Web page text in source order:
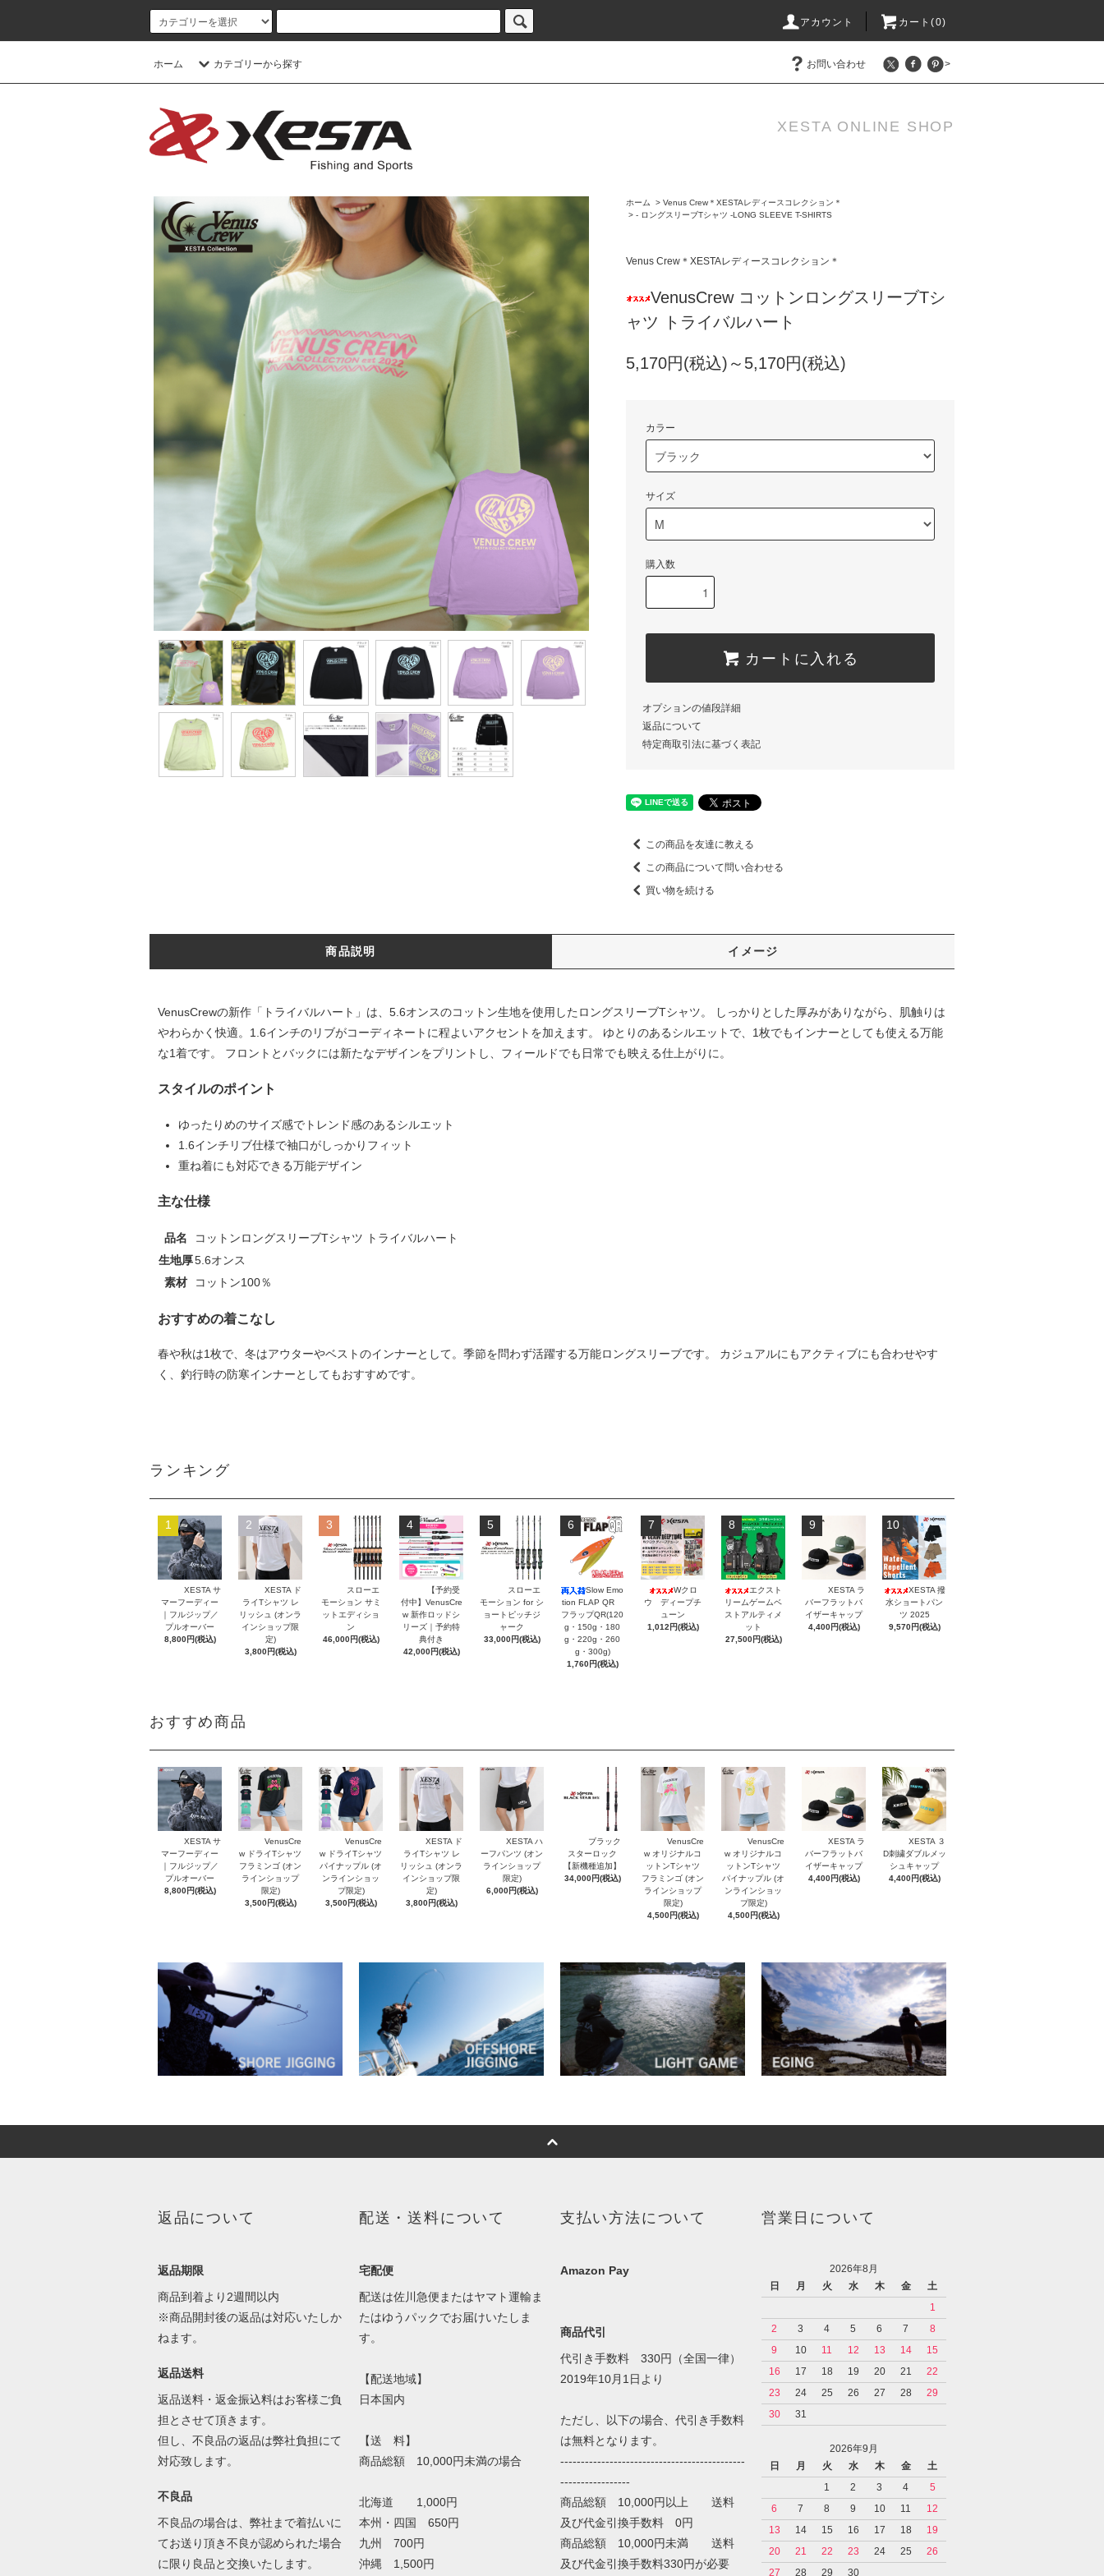
アカウント カート(0)
ホーム カテゴリーから探す お問い合わせ >
XESTA ONLINE SHOP
ホーム > Venus Crew＊XESTAレディースコレクション＊
> - ロングスリーブTシャツ -LONG SLEEVE T-SHIRTS
Venus Crew＊XESTAレディースコレクション＊
VenusCrew コットンロングスリーブTシ
ャツ トライバルハート
5,170円(税込)～5,170円(税込)
カラー
サイズ
購入数
カートに入れる
オプションの値段詳細
返品について
特定商取引法に基づく表記
この商品を友達に教える
この商品について問い合わせる
買い物を続ける
商品説明 イメージ
VenusCrewの新作「トライバルハート」は、5.6オンスのコットン生地を使用したロングスリーブTシャツ。 しっかりとした厚みがありながら、肌触りは
やわらかく快適。1.6インチのリブがコーディネートに程よいアクセントを加えます。 ゆとりのあるシルエットで、1枚でもインナーとしても使える万能
な1着です。 フロントとバックには新たなデザインをプリントし、フィールドでも日常でも映える仕上がりに。
スタイルのポイント
ゆったりめのサイズ感でトレンド感のあるシルエット
1.6インチリブ仕様で袖口がしっかりフィット
重ね着にも対応できる万能デザイン
主な仕様
品名
コットンロングスリーブTシャツ トライバルハート
生地厚5.6オンス
素材
コットン100％
おすすめの着こなし
春や秋は1枚で、冬はアウターやベストのインナーとして。季節を問わず活躍する万能ロングスリーブです。 カジュアルにもアクティブにも合わせやす
く、釣行時の防寒インナーとしてもおすすめです。
ランキング
1
XESTA サ
マーフーディー
｜フルジップ／
プルオーバー
8,800円(税込)
2
XESTA ド
ライTシャツ レ
リッシュ (オンラ
インショップ限
定)
3,800円(税込)
3
スローエ
モーション サミ
ットエディショ
ン
46,000円(税込)
4
【予約受
付中】VenusCre
w 新作ロッドシ
リーズ｜予約特
典付き
42,000円(税込)
5
スローエ
モーション for シ
ョートピッチジ
ャーク
33,000円(税込)
6
Slow Emo
tion FLAP QR
フラップQR(120
g・150g・180
g・220g・260
g・300g)
1,760円(税込)
7
Wクロ
ウ ディープチ
ューン
1,012円(税込)
8
エクスト
リームゲームベ
ストアルティメ
ット
27,500円(税込)
9
XESTA ラ
バーフラットバ
イザーキャップ
4,400円(税込)
10
XESTA 撥
水ショートパン
ツ 2025
9,570円(税込)
おすすめ商品
XESTA サ
マーフーディー
｜フルジップ／
プルオーバー
8,800円(税込)
VenusCre
w ドライTシャツ
フラミンゴ (オン
ラインショップ
限定)
3,500円(税込)
VenusCre
w ドライTシャツ
パイナップル (オ
ンラインショッ
プ限定)
3,500円(税込)
XESTA ド
ライTシャツ レ
リッシュ (オンラ
インショップ限
定)
3,800円(税込)
XESTA ハ
ーフパンツ (オン
ラインショップ
限定)
6,000円(税込)
ブラック
スターロック
【新機種追加】
34,000円(税込)
VenusCre
w オリジナルコ
ットンTシャツ
フラミンゴ (オン
ラインショップ
限定)
4,500円(税込)
VenusCre
w オリジナルコ
ットンTシャツ
パイナップル (オ
ンラインショッ
プ限定)
4,500円(税込)
XESTA ラ
バーフラットバ
イザーキャップ
4,400円(税込)
XESTA ３
D刺繍ダブルメッ
シュキャップ
4,400円(税込)
返品について
返品期限
商品到着より2週間以内
※商品開封後の返品は対応いたしか
ねます。
返品送料
返品送料・返金振込料はお客様ご負
担とさせて頂きます。
但し、不良品の返品は弊社負担にて
対応致します。
不良品
不良品の場合は、弊社まで着払いに
てお送り頂き不良が認められた場合
に限り良品と交換いたします。
配送・送料について
宅配便
配送は佐川急便またはヤマト運輸ま
たはゆうパックでお届けいたしま
す。
【配送地域】
日本国内
【送 料】
商品総額 10,000円未満の場合
北海道 1,000円
本州・四国 650円
九州 700円
沖縄 1,500円
支払い方法について
Amazon Pay
商品代引
代引き手数料 330円（全国一律）
2019年10月1日より
ただし、以下の場合、代引き手数料
は無料となります。
---------------------------------------------
-----------------
商品総額 10,000円以上 送料
及び代金引換手数料 0円
商品総額 10,000円未満 送料
及び代金引換手数料330円が必要
営業日について
2026年8月
日
月 火 水 木 金
土
1
2
3 4 5 6 7
8
9
10 11 12 13 14
15
16
17 18 19 20 21
22
23
24 25 26 27 28
29
30
31
2026年9月
日
月 火 水 木 金
土
1
2 3 4
5
6
7 8 9 10 11
12
13
14 15 16 17 18
19
20
21 22 23 24 25
26
27
28 29 30